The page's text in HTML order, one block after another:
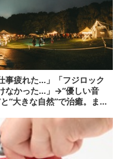
事疲れた…」「フジロック
なかった…」→“優しい音
“大きな自然”で治癒。まだ